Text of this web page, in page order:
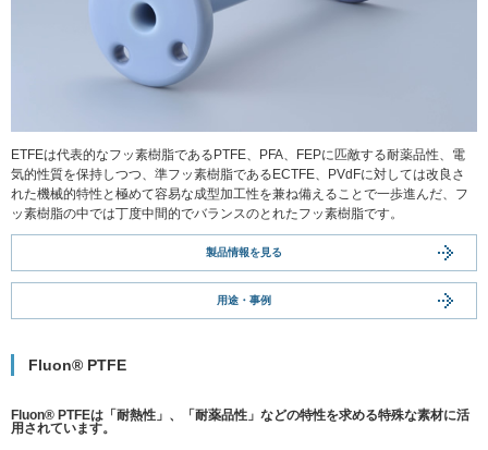
ETFEは代表的なフッ素樹脂であるPTFE、PFA、FEPに匹敵する耐薬品性、電
気的性質を保持しつつ、準フッ素樹脂であるECTFE、PVdFに対しては改良さ
れた機械的特性と極めて容易な成型加工性を兼ね備えることで一歩進んだ、フ
ッ素樹脂の中では丁度中間的でバランスのとれたフッ素樹脂です。
製品情報を見る
用途・事例
Fluon® PTFE
Fluon® PTFEは「耐熱性」、「耐薬品性」などの特性を求める特殊な素材に活
用されています。